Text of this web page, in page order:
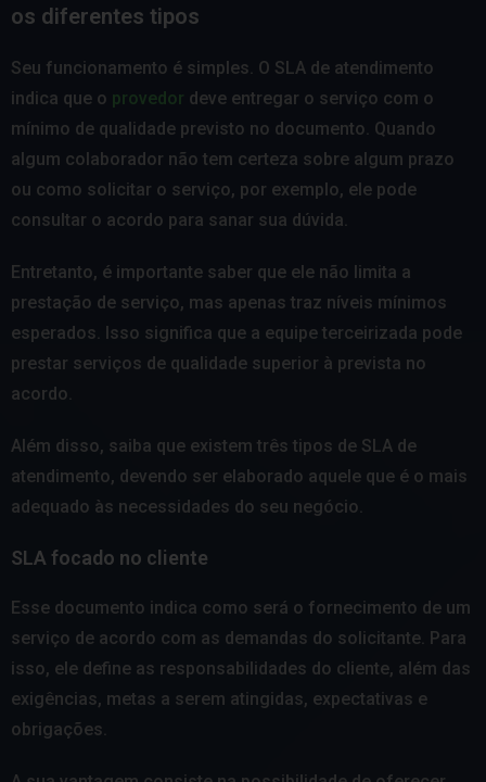
os diferentes tipos
Seu funcionamento é simples. O SLA de atendimento
indica que o provedor deve entregar o serviço com o
mínimo de qualidade previsto no documento. Quando
algum colaborador não tem certeza sobre algum prazo
ou como solicitar o serviço, por exemplo, ele pode
consultar o acordo para sanar sua dúvida.
Entretanto, é importante saber que ele não limita a
prestação de serviço, mas apenas traz níveis mínimos
esperados. Isso significa que a equipe terceirizada pode
prestar serviços de qualidade superior à prevista no
acordo.
Além disso, saiba que existem três tipos de SLA de
atendimento, devendo ser elaborado aquele que é o mais
adequado às necessidades do seu negócio.
SLA focado no cliente
Esse documento indica como será o fornecimento de um
serviço de acordo com as demandas do solicitante. Para
isso, ele define as responsabilidades do cliente, além das
exigências, metas a serem atingidas, expectativas e
obrigações.